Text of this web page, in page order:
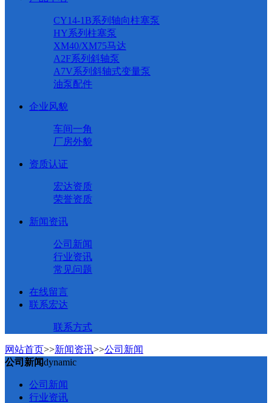
CY14-1B系列轴向柱塞泵
HY系列柱塞泵
XM40/XM75马达
A2F系列斜轴泵
A7V系列斜轴式变量泵
油泵配件
企业风貌
车间一角
厂房外貌
资质认证
宏达资质
荣誉资质
新闻资讯
公司新闻
行业资讯
常见问题
在线留言
联系宏达
联系方式
网站首页>>新闻资讯>>公司新闻
公司新闻dynamic
公司新闻
行业资讯